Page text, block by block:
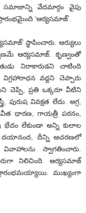
వేదమార్గం వైపు
ప్రారంభమైంది ‘ఆర్యసమాజ్‌’.
‌స్థాపించారు. ఆర్యులు
ఆర్యసమాజ్‌. ‌కృణ్వంతో
నిరాకారుడని చాటింది
వద్దని చెప్పారు
చెప్పి, ప్రతి ఒక్కరూ వీటిని
వివక్షత లేదు. అగ్ర,
ధారణ, గాయత్రీ పఠనం,
భేదం లేకుండా అన్ని కులాల
దయానంద, దీన్ని ఆచరణలో
వివాహాలను స్వాగతించారు.
నిలిచింది. ఆర్యసమాజ్‌
ముఖ్యంగా